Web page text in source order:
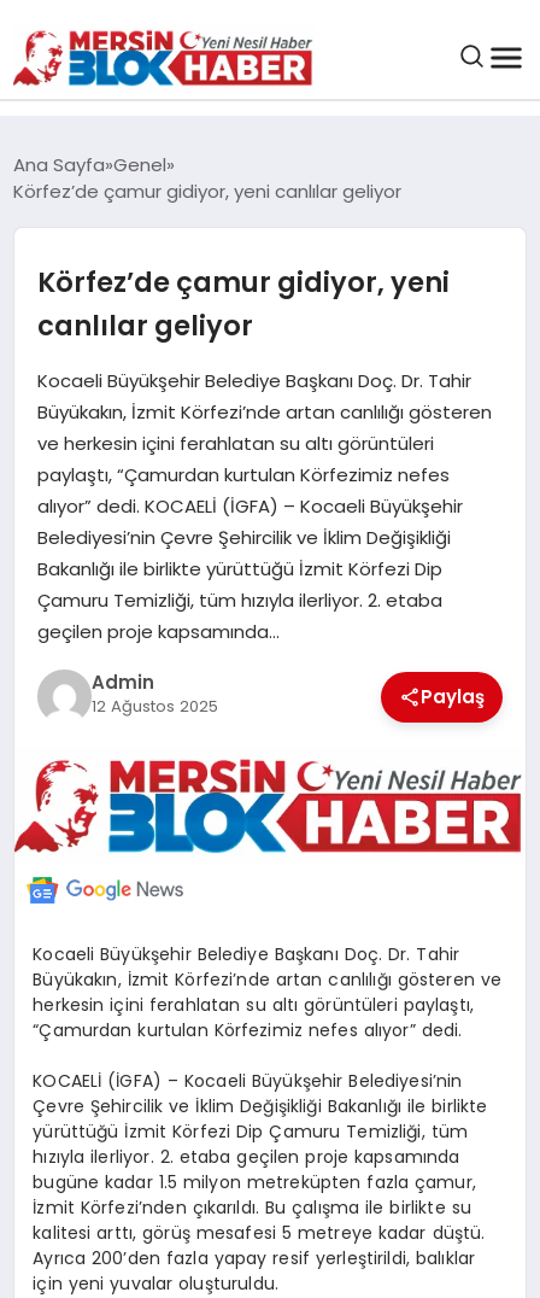
ASAYIŞ
EKONOMI
SANAT
POLITIKA
YAŞAM
SPOR
ILETİŞİM
KÜNYE
Ana Sayfa Genel
Körfez’de çamur gidiyor, yeni canlılar geliyor
Körfez’de çamur gidiyor, yeni
canlılar geliyor
Kocaeli Büyükşehir Belediye Başkanı Doç. Dr. Tahir
Büyükakın, İzmit Körfezi’nde artan canlılığı gösteren
ve herkesin içini ferahlatan su altı görüntüleri
paylaştı, “Çamurdan kurtulan Körfezimiz nefes
alıyor” dedi. KOCAELİ (İGFA) – Kocaeli Büyükşehir
Belediyesi’nin Çevre Şehircilik ve İklim Değişikliği
Bakanlığı ile birlikte yürüttüğü İzmit Körfezi Dip
Çamuru Temizliği, tüm hızıyla ilerliyor. 2. etaba
geçilen proje kapsamında…
Admin
12 Ağustos 2025 Paylaş
Kocaeli Büyükşehir Belediye Başkanı Doç. Dr. Tahir
Büyükakın, İzmit Körfezi’nde artan canlılığı gösteren ve
herkesin içini ferahlatan su altı görüntüleri paylaştı,
“Çamurdan kurtulan Körfezimiz nefes alıyor” dedi.
KOCAELİ (İGFA) – Kocaeli Büyükşehir Belediyesi’nin
Çevre Şehircilik ve İklim Değişikliği Bakanlığı ile birlikte
yürüttüğü İzmit Körfezi Dip Çamuru Temizliği, tüm
hızıyla ilerliyor. 2. etaba geçilen proje kapsamında
bugüne kadar 1.5 milyon metreküpten fazla çamur,
İzmit Körfezi’nden çıkarıldı. Bu çalışma ile birlikte su
kalitesi arttı, görüş mesafesi 5 metreye kadar düştü.
Ayrıca 200’den fazla yapay resif yerleştirildi, balıklar
için yeni yuvalar oluşturuldu.